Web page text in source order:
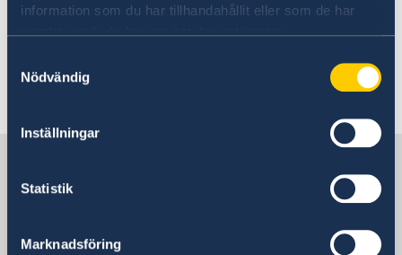
information som du har tillhandahållit eller som de har
samlat in när du har använt deras tjänster.
Nödvändig
Inställningar
Statistik
Marknadsföring